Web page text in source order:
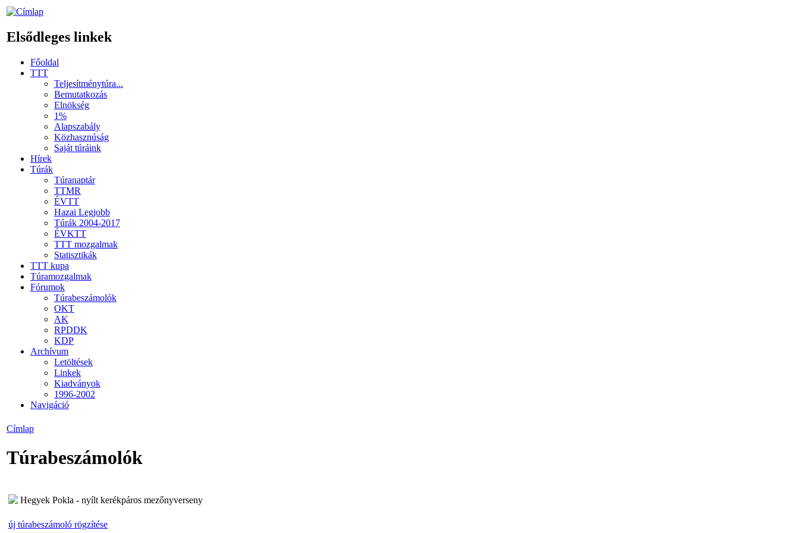
Elsődleges linkek
Főoldal
TTT
Teljesítménytúra...
Bemutatkozás
Elnökség
1%
Alapszabály
Közhasznúság
Saját túráink
Hírek
Túrák
Túranaptár
TTMR
ÉVTT
Hazai Legjobb
Túrák 2004-2017
ÉVKTT
TTT mozgalmak
Statisztikák
TTT kupa
Túramozgalmak
Fórumok
Túrabeszámolók
OKT
AK
RPDDK
KDP
Archívum
Letöltések
Linkek
Kiadványok
1996-2002
Navigáció
Címlap
Túrabeszámolók
Hegyek Pokla - nyílt kerékpáros mezőnyverseny
új túrabeszámoló rögzítése